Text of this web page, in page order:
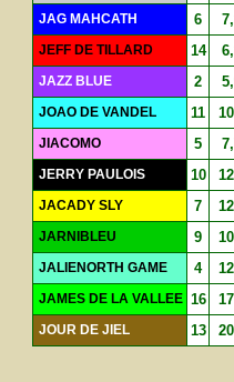
JAG MAHCATH 6
JEFF DE TILLARD 14
JAZZ BLUE 2
JOAO DE VANDEL 11
JIACOMO 5
JERRY PAULOIS 10
JACADY SLY 7
JARNIBLEU 9
JALIENORTH GAME 4
JAMES DE LA VALLEE 16
JOUR DE JIEL 13